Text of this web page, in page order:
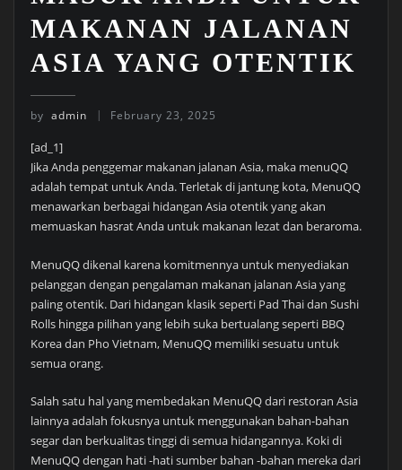
MAKANAN JALANAN
ASIA YANG OTENTIK
by admin February 23, 2025
[ad_1]
Jika Anda penggemar makanan jalanan Asia, maka menuQQ
adalah tempat untuk Anda. Terletak di jantung kota, MenuQQ
menawarkan berbagai hidangan Asia otentik yang akan
memuaskan hasrat Anda untuk makanan lezat dan beraroma.
MenuQQ dikenal karena komitmennya untuk menyediakan
pelanggan dengan pengalaman makanan jalanan Asia yang
paling otentik. Dari hidangan klasik seperti Pad Thai dan Sushi
Rolls hingga pilihan yang lebih suka bertualang seperti BBQ
Korea dan Pho Vietnam, MenuQQ memiliki sesuatu untuk
semua orang.
Salah satu hal yang membedakan MenuQQ dari restoran Asia
lainnya adalah fokusnya untuk menggunakan bahan-bahan
segar dan berkualitas tinggi di semua hidangannya. Koki di
MenuQQ dengan hati -hati sumber bahan -bahan mereka dari